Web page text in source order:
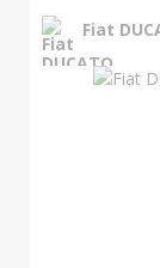
Fiat